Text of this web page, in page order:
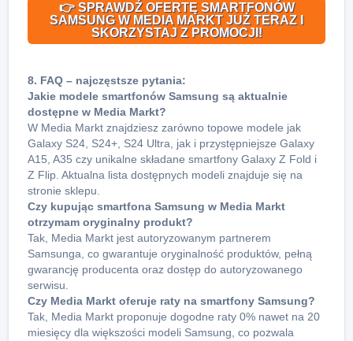
👉 SPRAWDŹ OFERTĘ SMARTFONÓW
SAMSUNG W MEDIA MARKT JUŻ TERAZ I
SKORZYSTAJ Z PROMOCJI!
8. FAQ – najczęstsze pytania:
Jakie modele smartfonów Samsung są aktualnie
dostępne w Media Markt?
W Media Markt znajdziesz zarówno topowe modele jak
Galaxy S24, S24+, S24 Ultra, jak i przystępniejsze Galaxy
A15, A35 czy unikalne składane smartfony Galaxy Z Fold i
Z Flip. Aktualna lista dostępnych modeli znajduje się na
stronie sklepu.
Czy kupując smartfona Samsung w Media Markt
otrzymam oryginalny produkt?
Tak, Media Markt jest autoryzowanym partnerem
Samsunga, co gwarantuje oryginalność produktów, pełną
gwarancję producenta oraz dostęp do autoryzowanego
serwisu.
Czy Media Markt oferuje raty na smartfony Samsung?
Tak, Media Markt proponuje dogodne raty 0% nawet na 20
miesięcy dla większości modeli Samsung, co pozwala